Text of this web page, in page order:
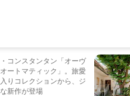
コンスタンタン「オーヴ
ートマティック」。旅愛
りコレクションから、ジ
新作が登場